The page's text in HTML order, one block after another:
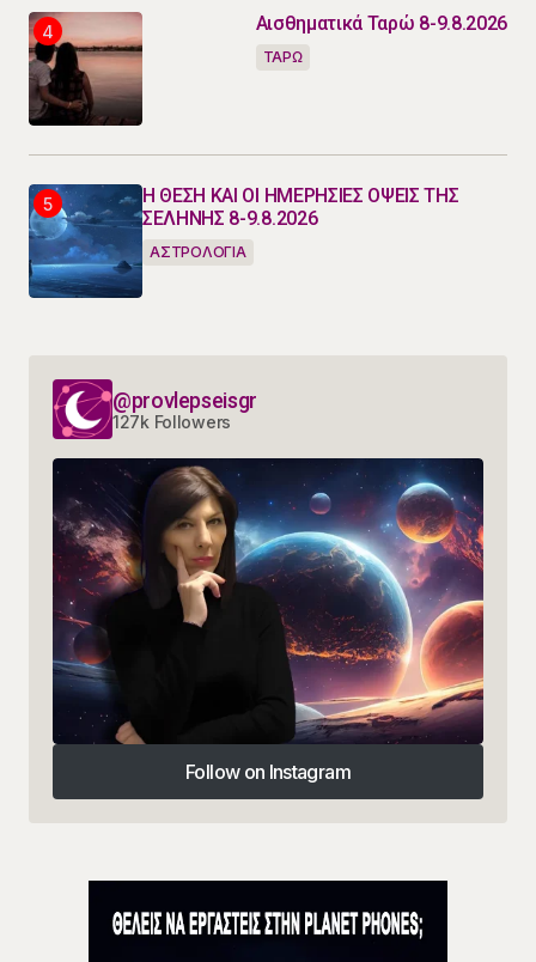
Αισθηματικά Ταρώ 8-9.8.2026
ΤΑΡΩ
Η ΘΕΣΗ ΚΑΙ ΟΙ ΗΜΕΡΗΣΙΕΣ ΟΨΕΙΣ ΤΗΣ
ΣΕΛΗΝΗΣ 8-9.8.2026
ΑΣΤΡΟΛΟΓΙΑ
@provlepseisgr
127k Followers
Follow on Instagram
Follow on Instagram